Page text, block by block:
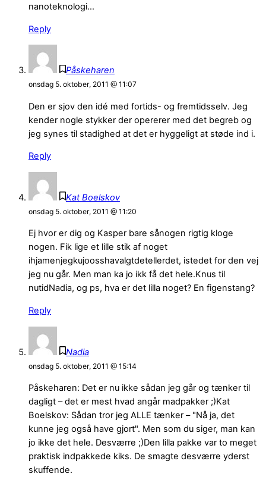
nanoteknologi…
Reply
Påskeharen
onsdag 5. oktober, 2011 @ 11:07
Den er sjov den idé med fortids- og fremtidsselv. Jeg
kender nogle stykker der opererer med det begreb og
jeg synes til stadighed at det er hyggeligt at støde ind i.
Reply
Kat Boelskov
onsdag 5. oktober, 2011 @ 11:20
Ej hvor er dig og Kasper bare sånogen rigtig kloge
nogen. Fik lige et lille stik af noget
ihjamenjegkujoosshavalgtdetellerdet, istedet for den vej
jeg nu går. Men man ka jo ikk få det hele.Knus til
nutidNadia, og ps, hva er det lilla noget? En figenstang?
Reply
Nadia
onsdag 5. oktober, 2011 @ 15:14
Påskeharen: Det er nu ikke sådan jeg går og tænker til
dagligt – det er mest hvad angår madpakker ;)Kat
Boelskov: Sådan tror jeg ALLE tænker – "Nå ja, det
kunne jeg også have gjort". Men som du siger, man kan
jo ikke det hele. Desværre ;)Den lilla pakke var to meget
praktisk indpakkede kiks. De smagte desværre yderst
skuffende.